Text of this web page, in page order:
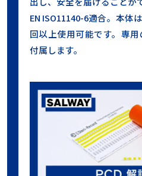
EN ISO11140-6適合。本体
回以上使用可能です。専
付属します。